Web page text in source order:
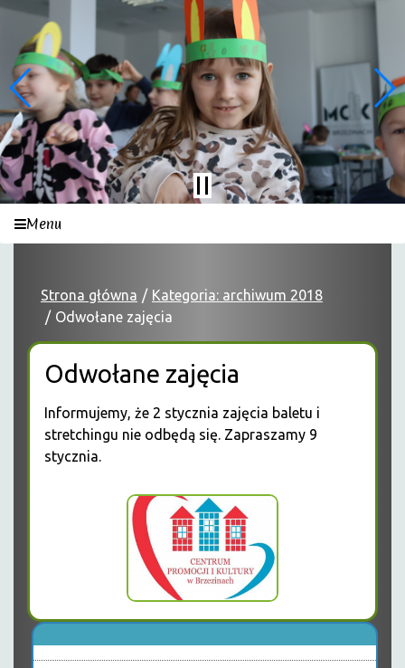
Menu
Strona główna
Kategoria: archiwum 2018
Odwołane zajęcia
Odwołane zajęcia
Informujemy, że 2 stycznia zajęcia baletu i
stretchingu nie odbędą się. Zapraszamy 9
stycznia.